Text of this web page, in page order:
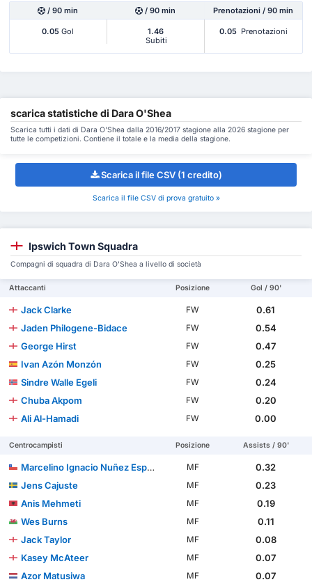
/ 90 min / 90 min Prenotazioni / 90 min
0.05 Gol
1.46
Subiti
0.05 Prenotazioni
scarica statistiche di Dara O'Shea
Scarica tutti i dati di Dara O'Shea dalla 2016/2017 stagione alla 2026 stagione per
tutte le competizioni. Contiene il totale e la media della stagione.
Scarica il file CSV (1 credito)
Scarica il file CSV di prova gratuito »
Ipswich Town Squadra
Compagni di squadra di Dara O'Shea a livello di società
Attaccanti Posizione Gol / 90'
Jack Clarke FW
0.61
Jaden Philogene-Bidace
FW
0.54
George Hirst
FW
0.47
Ivan Azón Monzón
FW
0.25
Sindre Walle Egeli
FW
0.24
Chuba Akpom
FW
0.20
Ali Al-Hamadi
FW 0.00
Centrocampisti Posizione Assists / 90'
Marcelino Ignacio Nuñez Espinoza MF
0.32
Jens Cajuste
MF
0.23
Anis Mehmeti
MF
0.19
Wes Burns
MF
0.11
Jack Taylor
MF
0.08
Kasey McAteer
MF
0.07
Azor Matusiwa
MF 0.07